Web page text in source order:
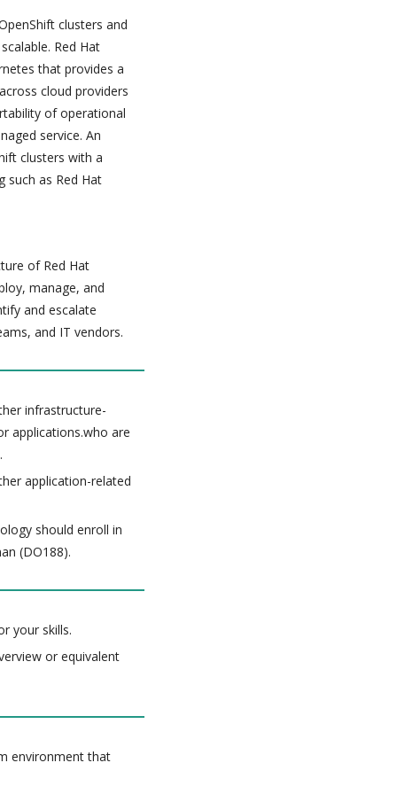
clusters and
Red Hat
that provides a
cloud providers
of operational
service. An
clusters with a
such as Red Hat
of Red Hat
manage, and
and escalate
and IT vendors.
infrastructure-
applications.who are
application-related
should enroll in
(DO188).
your skills.
or equivalent
environment that